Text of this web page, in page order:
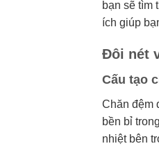
bạn sẽ tìm
ích giúp
Đôi nét
Cấu tạo
Chăn đệm
bền bỉ
nhiệt bên